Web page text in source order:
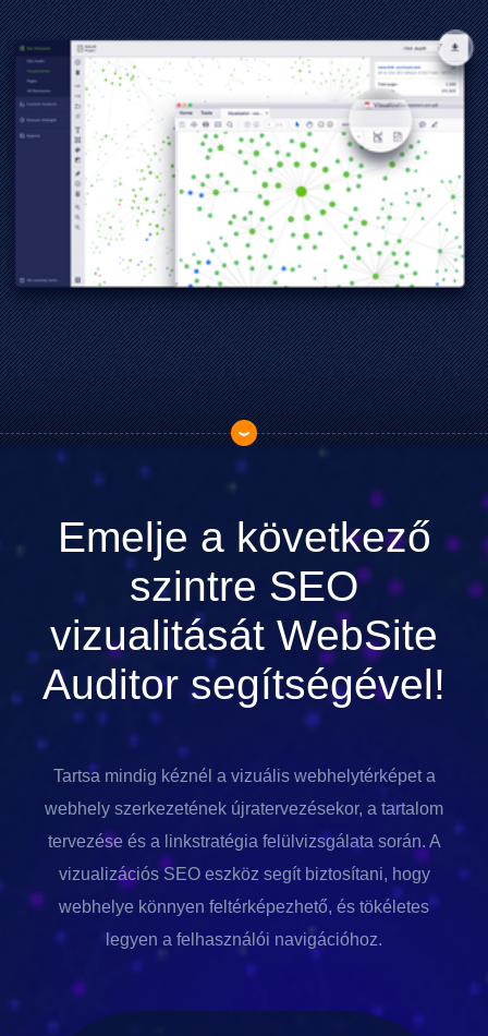
Emelje a következő
szintre SEO
vizualitását WebSite
Auditor segítségével!
Tartsa mindig kéznél a vizuális webhelytérképet a
webhely szerkezetének újratervezésekor, a tartalom
tervezése és a linkstratégia felülvizsgálata során. A
vizualizációs SEO eszköz segít biztosítani, hogy
webhelye könnyen feltérképezhető, és tökéletes
legyen a felhasználói navigációhoz.